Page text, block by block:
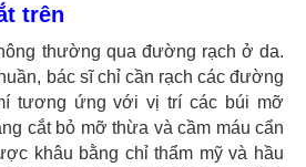
trên
thường qua đường rạch ở da.
bác sĩ chỉ cần rạch các đường
tương ứng với vị trí các búi mỡ
cắt bỏ mỡ thừa và cầm máu cẩn
khâu bằng chỉ thẩm mỹ và hầu